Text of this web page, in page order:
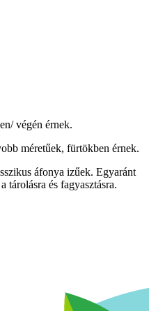
végén érnek.
méretűek, fürtökben érnek.
áfonya izűek. Egyaránt
tárolásra és fagyasztásra.